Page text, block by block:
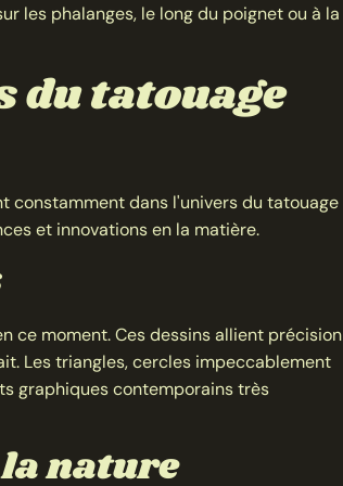
les phalanges, le long du poignet ou à la
du tatouage
constamment dans l'univers du tatouage
et innovations en la matière.
ce moment. Ces dessins allient précision
Les triangles, cercles impeccablement
graphiques contemporains très
nature